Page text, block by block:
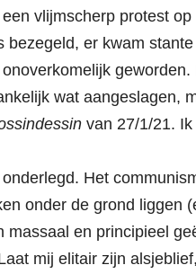
vlijmscherp protest
er kwam
wat aangeslagen,
van 27/1/21.
Het
onder de grond liggen
en principieel
mij elitair zijn